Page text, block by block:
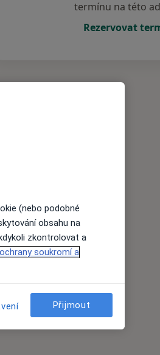
termínu na této
Rezervovat
(nebo podobné
obsahu na
zkontrolovat a
soukromí a
Přijmout